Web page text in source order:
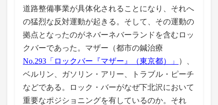
道路整備事業が具体化されることになり、それへ
の猛烈な反対運動が起きる。そして、その運動の
拠点となったのがネバーネバーランドを含むロッ
クバーであった。マザー（都市の鍼治療
No.293「ロックバー『マザー』（東京都）」
）、
ベルリン、ガソリン・アリー、トラブル・ピーチ
などである。ロック・バーがなぜ下北沢において
重要なポジショニングを有しているのか。それ